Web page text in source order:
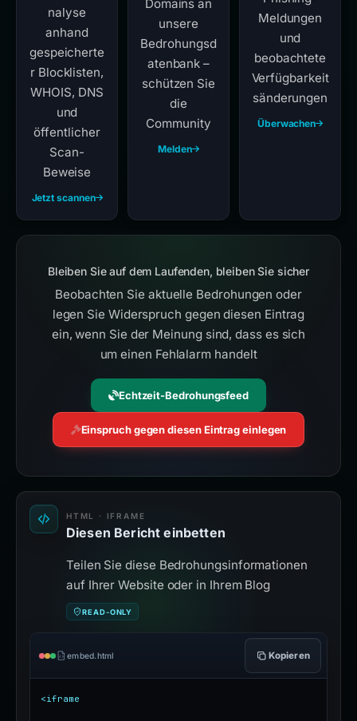
nalyse
anhand
gespeicherte
r Blocklisten,
WHOIS, DNS
und
öffentlicher
Scan-
Beweise
Jetzt scannen
Domains an
unsere
Bedrohungsd
atenbank –
schützen Sie
die
Community
Melden
Meldungen
und
beobachtete
Verfügbarkeit
sänderungen
Überwachen
Bleiben Sie auf dem Laufenden, bleiben Sie sicher
Beobachten Sie aktuelle Bedrohungen oder
legen Sie Widerspruch gegen diesen Eintrag
ein, wenn Sie der Meinung sind, dass es sich
um einen Fehlalarm handelt
Echtzeit-Bedrohungsfeed
Einspruch gegen diesen Eintrag einlegen
HTML · IFRAME
Diesen Bericht einbetten
Teilen Sie diese Bedrohungsinformationen
auf Ihrer Website oder in Ihrem Blog
READ-ONLY
embed.html Kopieren
<iframe